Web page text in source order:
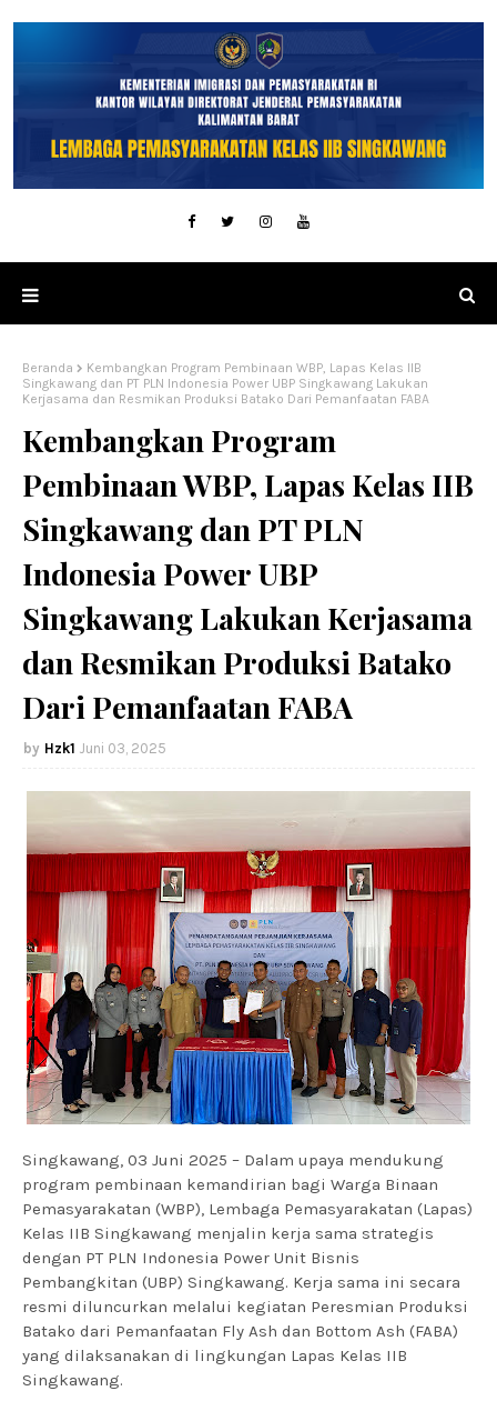
Beranda
Kembangkan Program Pembinaan WBP, Lapas Kelas IIB
Singkawang dan PT PLN Indonesia Power UBP Singkawang Lakukan
Kerjasama dan Resmikan Produksi Batako Dari Pemanfaatan FABA
Kembangkan Program
Pembinaan WBP, Lapas Kelas IIB
Singkawang dan PT PLN
Indonesia Power UBP
Singkawang Lakukan Kerjasama
dan Resmikan Produksi Batako
Dari Pemanfaatan FABA
Hzk1 Juni 03, 2025
Singkawang, 03 Juni 2025 – Dalam upaya mendukung
program pembinaan kemandirian bagi Warga Binaan
Pemasyarakatan (WBP), Lembaga Pemasyarakatan (Lapas)
Kelas IIB Singkawang menjalin kerja sama strategis
dengan PT PLN Indonesia Power Unit Bisnis
Pembangkitan (UBP) Singkawang. Kerja sama ini secara
resmi diluncurkan melalui kegiatan Peresmian Produksi
Batako dari Pemanfaatan Fly Ash dan Bottom Ash (FABA)
yang dilaksanakan di lingkungan Lapas Kelas IIB
Singkawang.